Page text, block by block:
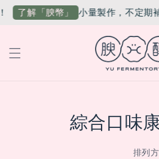
了解「腴幣」 小量製作，不定期
綜合口味
排列